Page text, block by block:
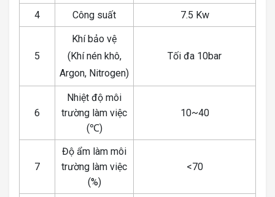
4
Công suất 7.5 Kw
5
Khí bảo vệ
(Khí nén khô,
Argon, Nitrogen)
Tối đa 10bar
6
Nhiệt độ môi
trường làm việc
(℃)
10~40
7
Độ ẩm làm môi
trường làm việc
(%)
<70